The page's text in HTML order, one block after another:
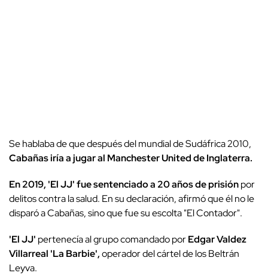
Se hablaba de que después del mundial de Sudáfrica 2010,
Cabañas iría a jugar al Manchester United de Inglaterra.
En 2019, 'El JJ' fue sentenciado a 20 años de prisiónpor
delitos contra la salud. En su declaración, afirmó que él no le
disparó a Cabañas, sino que fue su escolta "El Contador".
'El JJ' pertenecía al grupo comandado porEdgar Valdez
Villarreal 'La Barbie',operador del cártel de los Beltrán
Leyva.